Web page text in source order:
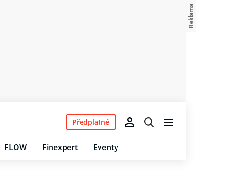
FLOW Finexpert Eventy
Předplatné